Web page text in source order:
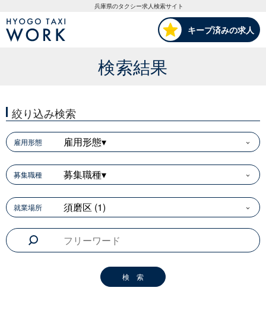
HYOGO TAXI WORK
兵庫県のタクシー求人検索サイト
キープ済みの求人
検索結果
絞り込み検索
雇用形態 雇用形態▾
募集職種 募集職種▾
就業場所 須磨区 (1)